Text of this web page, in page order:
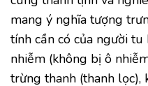
mang ý nghĩa tượng
tính cần có của người
nhiễm (không bị ô
trừng thanh (thanh lọc),